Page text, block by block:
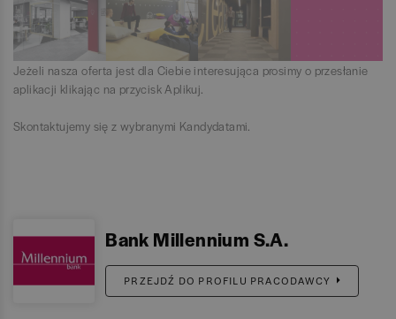
Jeżeli nasza oferta jest dla Ciebie interesująca prosimy o przesłanie
aplikacji klikając na przycisk Aplikuj.
Skontaktujemy się z wybranymi Kandydatami.
Bank Millennium S.A.
PRZEJDŹ DO PROFILU PRACODAWCY